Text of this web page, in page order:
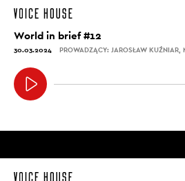
World in brief #12
30.03.2024 PROWADZĄCY: JAROSŁAW KUŹNIAR,